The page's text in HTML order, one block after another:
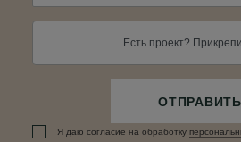
Есть проект?
ОТПРАВИТЬ
Я даю согласие на обработку